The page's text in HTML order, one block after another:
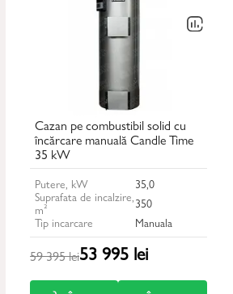
Cazan pe combustibil solid cu
încărcare manuală Candle Time
35 kW
Putere, kW
35,0
Suprafata de incalzire,
m²
350
Tip incarcare
Manuala
59 395 lei53 995 lei